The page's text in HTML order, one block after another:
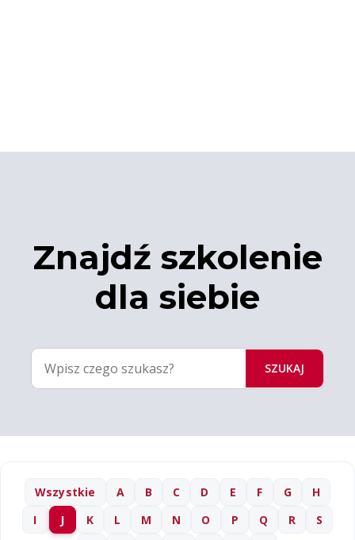
Znajdź szkolenie
dla siebie
SZUKAJ
Wszystkie A B C D E F G
H
I
J K L M N O P Q R
S